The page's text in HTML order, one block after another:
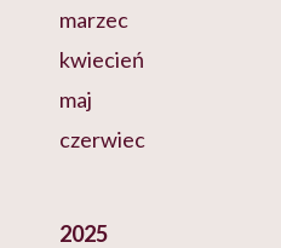
marzec
kwiecień
maj
czerwiec
2025